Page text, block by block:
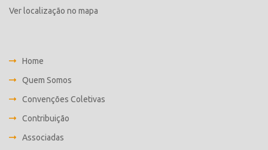
Ver localização no mapa
Home
Quem Somos
Convenções Coletivas
Contribuição
Associadas